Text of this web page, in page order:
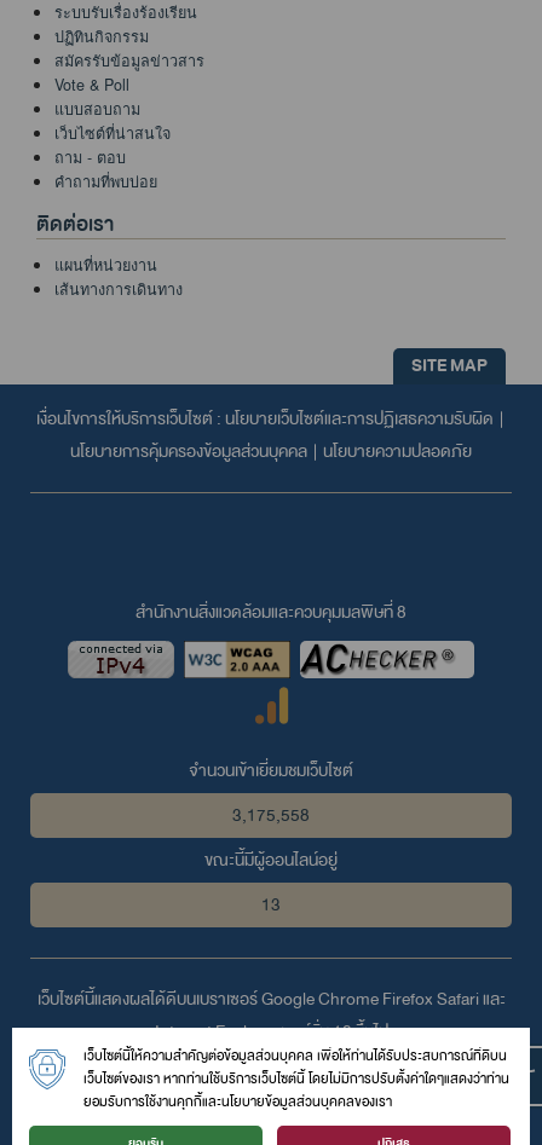
ระบบรับเรื่องร้องเรียน
ปฏิทินกิจกรรม
สมัครรับข้อมูลข่าวสาร
Vote & Poll
แบบสอบถาม
เว็บไซต์ที่น่าสนใจ
ถาม - ตอบ
คำถามที่พบบ่อย
ติดต่อเรา
แผนที่หน่วยงาน
เส้นทางการเดินทาง
SITE MAP
เงื่อนไขการให้บริการเว็บไซต์ : นโยบายเว็บไซต์และการปฏิเสธความรับผิด |
นโยบายการคุ้มครองข้อมูลส่วนบุคคล | นโยบายความปลอดภัย
สำนักงานสิ่งแวดล้อมและควบคุมมลพิษที่ 8
จำนวนเข้าเยี่ยมชมเว็บไซต์
3,175,558
ขณะนี้มีผู้ออนไลน์อยู่
13
เว็บไซต์นี้แสดงผลได้ดีบนเบราเซอร์Google ChromeFirefoxSafariและ
Internet Explorerเวอร์ชั่น 10 ขึ้นไป
© 2559 สงวนลิขสิทธิ์ตามพระราชบัญญัติลิขสิทธิ์โดย สำนักงานสิ่ง
แวดล้อมและควบคุมมลพิษที่ 8
126 ถนนสมบูรณ์กุล ตำบลหน้าเมือง อำเภอเมือง จังหวัดราชบุรี 70000
เว็บไซต์นี้ให้ความสำคัญต่อข้อมูลส่วนบุคคล เพื่อให้ท่านได้รับประสบการณ์ที่ดีบน
เว็บไซต์ของเรา หากท่านใช้บริการเว็บไซต์นี้ โดยไม่มีการปรับตั้งค่าใดๆแสดงว่าท่าน
ยอมรับการใช้งานคุกกี้และนโยบายข้อมูลส่วนบุคคลของเรา